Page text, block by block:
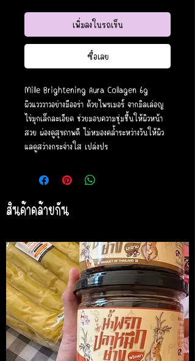
เพิ่มลงในรถเข็น
ซื้อเลย
Mille Brightening Aura Collagen 6g
ผิวแวววาวอย่างมีออร่า ด้วยไพรเมอร์ จากมิลเล่อญ
ไข่มุกเล็กละเอียด ช่วยมอบความชุ่มชื้นให้ผิวหน้า
สวย ผ่องดูสุขภาพดี ไม่หมองคล้ำระหว่างวันให้ผิว
แลดูสว่างกระจ่างใส เปล่งปร
สินค้าคล้ายกัน